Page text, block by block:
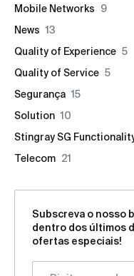
Mobile Networks
9
News 13
Quality of Experience 5
Quality of Service 5
Segurança 15
Solution 10
Stingray SG
Telecom 21
Subscreva o nosso
dentro dos últimos
ofertas especiais!